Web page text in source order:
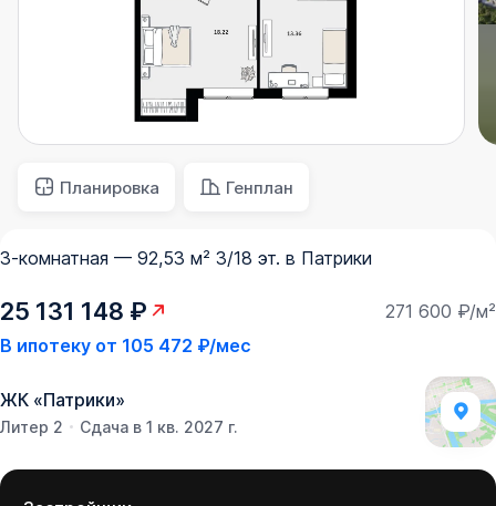
Планировка Генплан
3-комнатная — 92,53 м² 3/18 эт. в Патрики
25 131 148 ₽
271 600 ₽/м²
В ипотеку от 105 472 ₽/мес
ЖК «Патрики»
Литер 2 Сдача в 1 кв. 2027 г.